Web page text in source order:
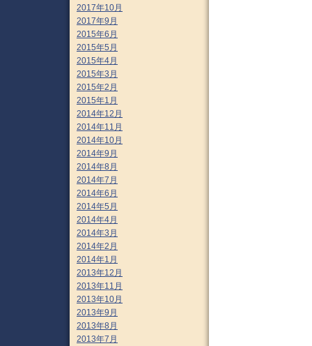
2017年10月
2017年9月
2015年6月
2015年5月
2015年4月
2015年3月
2015年2月
2015年1月
2014年12月
2014年11月
2014年10月
2014年9月
2014年8月
2014年7月
2014年6月
2014年5月
2014年4月
2014年3月
2014年2月
2014年1月
2013年12月
2013年11月
2013年10月
2013年9月
2013年8月
2013年7月